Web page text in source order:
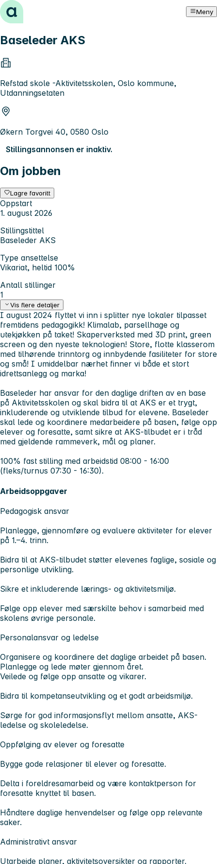
Hopp til innhold Meny
Baseleder AKS
Refstad skole -Aktivitetsskolen, Oslo kommune,
Utdanningsetaten
Økern Torgvei 40, 0580 Oslo
Stillingsannonsen er inaktiv.
Om jobben
Lagre favoritt
Oppstart
1. august 2026
Stillingstittel
Baseleder AKS
Type ansettelse
Vikariat, heltid 100%
Antall stillinger
1
Vis flere detaljer
I august 2024 flyttet vi inn i splitter nye lokaler tilpasset
fremtidens pedagogikk! Klimalab, parsellhage og
utekjøkken på taket! Skaperverksted med 3D print, green
screen og den nyeste teknologien! Store, flotte klasserom
med tilhørende trinntorg og innbydende fasiliteter for store
og små! I umiddelbar nærhet finner vi både et stort
idrettsanlegg og marka!
Baseleder har ansvar for den daglige driften av en base
på Aktivitetsskolen og skal bidra til at AKS er et trygt,
inkluderende og utviklende tilbud for elevene. Baseleder
skal lede og koordinere medarbeidere på basen, følge opp
elever og foresatte, samt sikre at AKS-tilbudet er i tråd
med gjeldende rammeverk, mål og planer.
100% fast stilling med arbeidstid 08:00 - 16:00
(fleks/turnus 07:30 - 16:30).
Arbeidsoppgaver
Pedagogisk ansvar
Planlegge, gjennomføre og evaluere aktiviteter for elever
på 1.–4. trinn.
Bidra til at AKS-tilbudet støtter elevenes faglige, sosiale og
personlige utvikling.
Sikre et inkluderende lærings- og aktivitetsmiljø.
Følge opp elever med særskilte behov i samarbeid med
skolens øvrige personale.
Personalansvar og ledelse
Organisere og koordinere det daglige arbeidet på basen.
Planlegge og lede møter gjennom året.
Veilede og følge opp ansatte og vikarer.
Bidra til kompetanseutvikling og et godt arbeidsmiljø.
Sørge for god informasjonsflyt mellom ansatte, AKS-
ledelse og skoleledelse.
Oppfølging av elever og foresatte
Bygge gode relasjoner til elever og foresatte.
Delta i foreldresamarbeid og være kontaktperson for
foresatte knyttet til basen.
Håndtere daglige henvendelser og følge opp relevante
saker.
Administrativt ansvar
Utarbeide planer, aktivitetsoversikter og rapporter.